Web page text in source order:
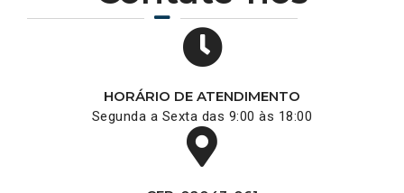
HORÁRIO DE ATENDIMENTO
Segunda a Sexta das 9:00 às 18:00